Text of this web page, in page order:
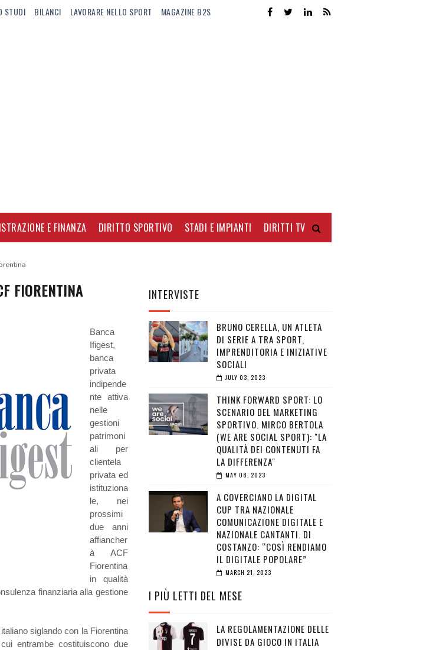
STUDI BILANCI LAVORARE NELLO SPORT MAGAZINE B2S
E FINANZA DIRITTO SPORTIVO STADI E IMPIANTI DIRITTI TV
FIORENTINA
Banca
Ifigest,
banca
privata
indipende
nte attiva
nelle
gestioni
patrimoni
ali per
clientela
privata ed
istituziona
le, nei
prossimi
due anni
affiancher
à ACF
Fiorentina
in qualità
finanziaria alla gestione
siglando con la Fiorentina
entrambe costituiscono due
INTERVISTE
BRUNO CERELLA, UN ATLETA
DI SERIE A TRA SPORT,
IMPRENDITORIA E INIZIATIVE
SOCIALI
JULY 03, 2023
THINK FORWARD SPORT: LO
SCENARIO DEL MARKETING
SPORTIVO. MIRCO BERTOLA
(WE ARE SOCIAL SPORT): "LA
QUALITÀ DEI CONTENUTI FA
LA DIFFERENZA"
MAY 08, 2023
A COVERCIANO LA DIGITAL
CUP TRA NAZIONALE
COMUNICAZIONE DIGITALE E
NAZIONALE CANTANTI. DI
COSTANZO: “COSÌ RENDIAMO
IL DIGITALE POPOLARE”
MARCH 21, 2023
I PIÙ LETTI DEL MESE
LA REGOLAMENTAZIONE DELLE
DIVISE DA GIOCO IN ITALIA